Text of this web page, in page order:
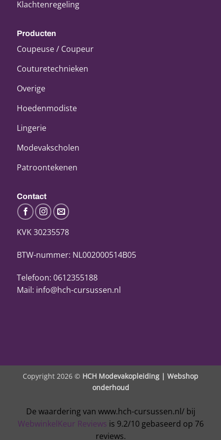
Klachtenregeling
Producten
Coupeuse / Coupeur
Couturetechnieken
Overige
Hoedenmodiste
Lingerie
Modevakscholen
Patroontekenen
Contact
KVK 30235578
BTW-nummer: NL002000514B05
Telefoon: 0612355188
Mail: info@hch-cursussen.nl
Copyright 2026 © HCH Modevakopleiding | Webshop
onderhoud
De waardering van www.hch-cursussen.nl/ bij
WebwinkelKeur Reviews is 9.2/10 gebaseerd op 76
reviews.